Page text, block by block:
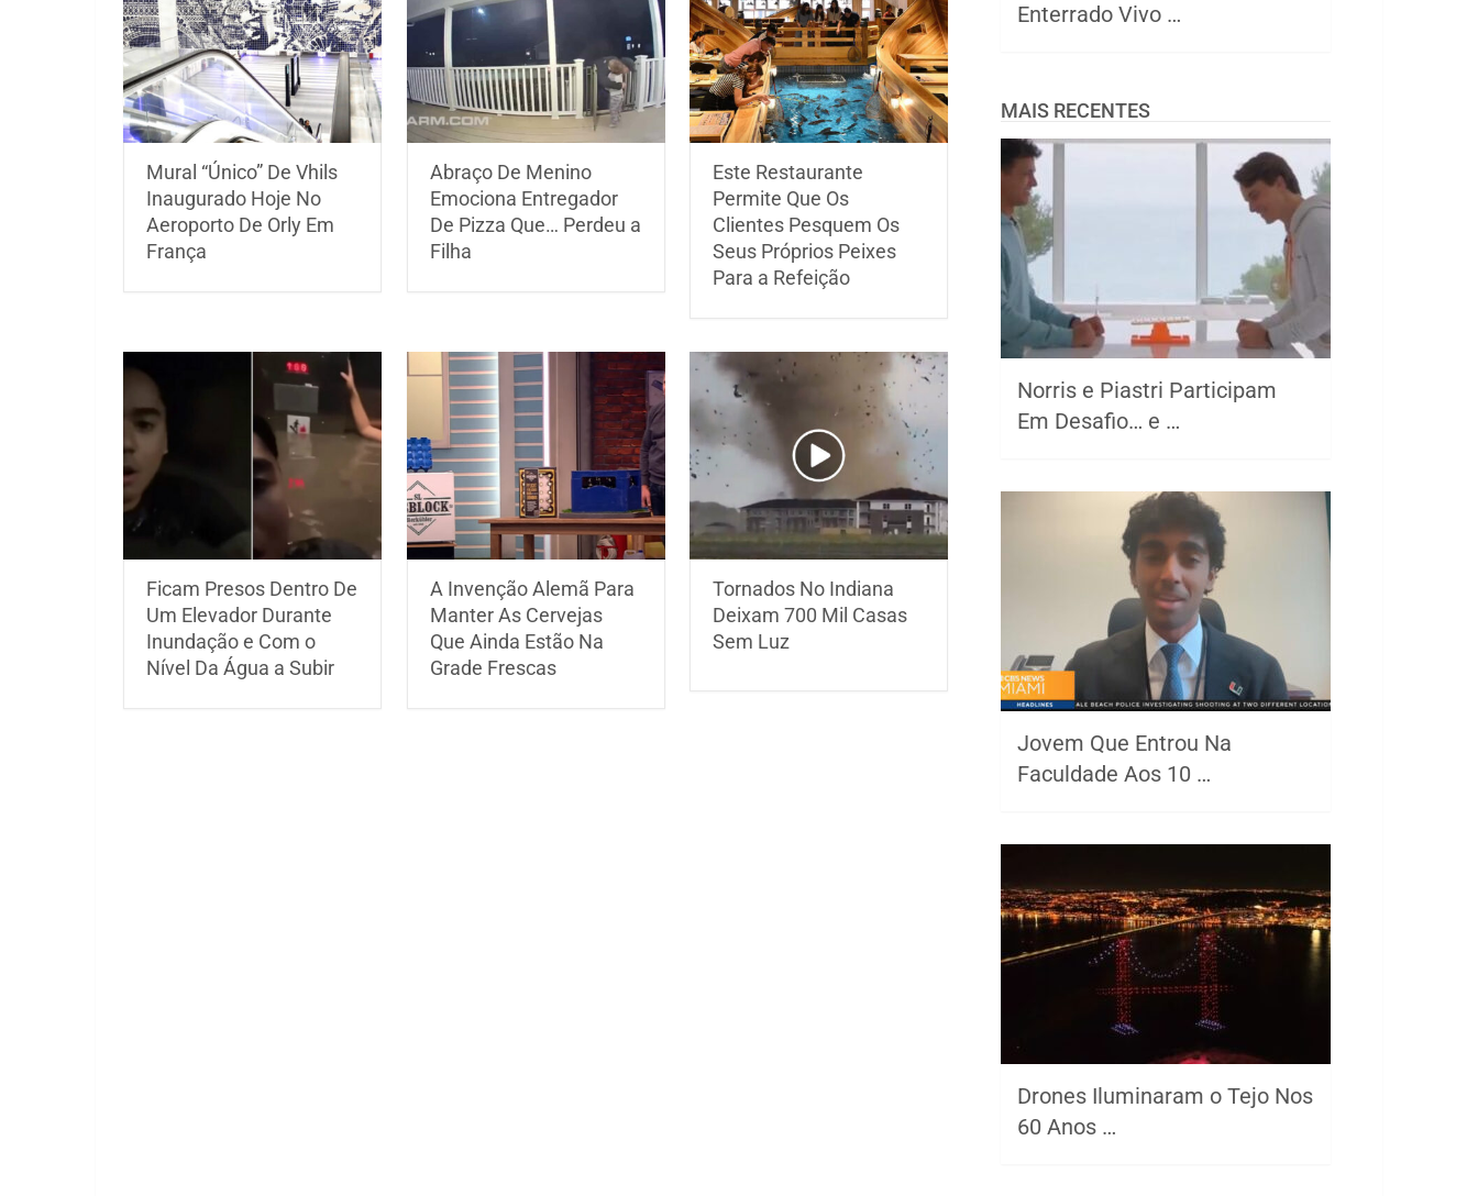
Mural “Único” De Vhils
Inaugurado Hoje No
Aeroporto De Orly Em
França
Abraço De Menino
Emociona Entregador
De Pizza Que… Perdeu a
Filha
Este Restaurante
Permite Que Os
Clientes Pesquem Os
Seus Próprios Peixes
Para a Refeição
Ficam Presos Dentro De
Um Elevador Durante
Inundação e Com o
Nível Da Água a Subir
A Invenção Alemã Para
Manter As Cervejas
Que Ainda Estão Na
Grade Frescas
Tornados No Indiana
Deixam 700 Mil Casas
Sem Luz
Enterrado Vivo …
MAIS RECENTES
Norris e Piastri Participam
Em Desafio… e …
Jovem Que Entrou Na
Faculdade Aos 10 …
Drones Iluminaram o Tejo Nos
60 Anos …